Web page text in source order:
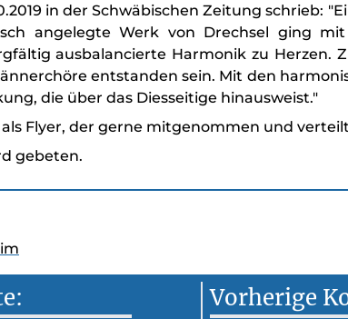
in der Schwäbischen Zeitung schrieb:
angelegte Werk von Drechsel ging
ausbalancierte Harmonik zu Herzen.
entstanden sein. Mit den
die über das Diesseitige hinausweist."
Flyer, der gerne mitgenommen und
gebeten.
Vorherige